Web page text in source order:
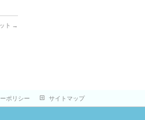
ト →
ポリシー サイトマップ